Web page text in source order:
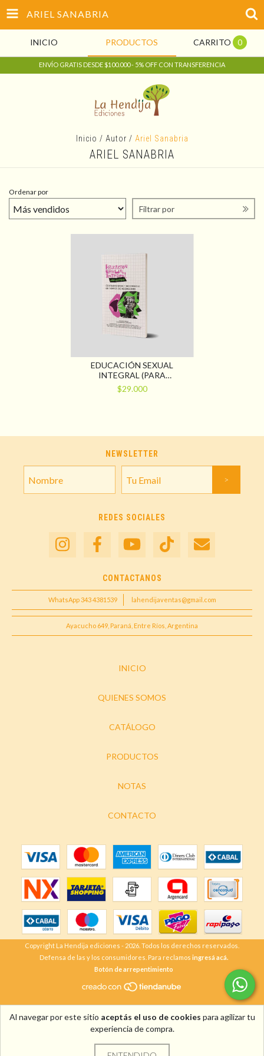
ARIEL SANABRIA
INICIO PRODUCTOS CARRITO 0
ENVÍO GRATIS DESDE $100.000 - 5% OFF CON TRANSFERENCIA
Al navegar por este sitio aceptás el uso de cookies para agilizar tu
experiencia de compra.
Inicio / Autor / Ariel Sanabria
ARIEL SANABRIA
Ordenar por
Filtrar por
EDUCACIÓN SEXUAL
INTEGRAL (PARA
LIBERTARIOS)
CONTRADISCURSOS Y
$29.000
NEWSLETTER
REDES SOCIALES
CONTACTANOS
WhatsApp 343 4381539 lahendijaventas@gmail.com
Ayacucho 649, Paraná, Entre Ríos, Argentina
INICIO
QUIENES SOMOS
CATÁLOGO
PRODUCTOS
NOTAS
CONTACTO
Copyright La Hendija ediciones - 2026. Todos los derechos reservados.
Defensa de las y los consumidores. Para reclamos ingresá acá.
Botón de arrepentimiento